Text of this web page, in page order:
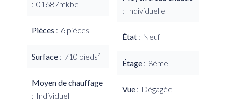
01687mkbe
Pièces 6 pièces
Surface 710 pieds²
Moyen de chauffage
Individuel
Individuelle
État Neuf
Étage 8ème
Vue Dégagée